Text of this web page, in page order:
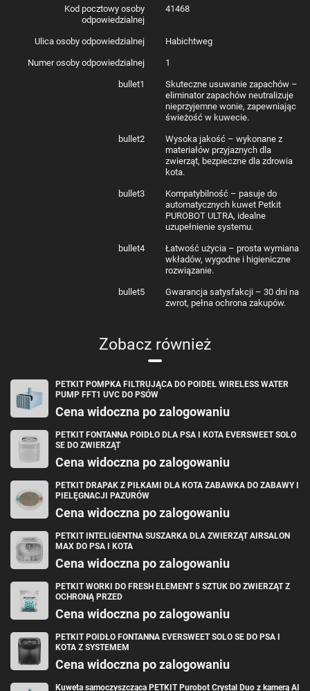
Wygodne i skuteczne rozwiązanie
do każdej kuwety
Petkit PUROBOT ULTRA N60 to doskonałe rozwiązanie dla osób, które
szukają łatwego sposobu na eliminację zapachów w kuwecie. Wystarczy
wilgoci i neutralizuje nieprzyjemne zapachy. Kompaktowy rozmiar i
prostota użycia sprawiają, że jest to doskonały wybór do każdego rodzaju
kuwety. Poczuj różnicę w jakości powietrza w swoim domu, bez wysiłku i
skomplikowanego czyszczenia.
Czystość i komfort dla Ciebie i
Twojego kota
Każdy kot zasługuje na przestrzeń, która jest czysta i przyjemna do użytku.
Petkit PUROBOT ULTRA N60 sprawia, że kuweta staje się bardziej
higieniczna, eliminując problem nieprzyjemnych zapachów. To produkt,
który nie tylko poprawia komfort życia Twojego pupila, ale i Twój. Dzięki
nowoczesnej technologii absorpcji wilgoci możesz cieszyć się czystym i
świeżym powietrzem w swoim domu. Zadbaj o zdrowie swojego kota i
utrzymaj swoją przestrzeń w czystości.
Kod pocztowy osoby
odpowiedzialnej
41468
Ulica osoby odpowiedzialnej Habichtweg
Numer osoby odpowiedzialnej 1
bullet1
Skuteczne usuwanie zapachów –
eliminator zapachów neutralizuje
nieprzyjemne wonie, zapewniając
świeżość w kuwecie.
bullet2
Wysoka jakość – wykonane z
materiałów przyjaznych dla
zwierząt, bezpieczne dla zdrowia
kota.
bullet3
Kompatybilność – pasuje do
automatycznych kuwet Petkit
PUROBOT ULTRA, idealne
uzupełnienie systemu.
bullet4
Łatwość użycia – prosta wymiana
wkładów, wygodne i higieniczne
rozwiązanie.
bullet5
Gwarancja satysfakcji – 30 dni na
zwrot, pełna ochrona zakupów.
Zobacz również
PETKIT POMPKA FILTRUJĄCA DO POIDEŁ WIRELESS WATER
PUMP FFT1 UVC DO PSÓW
Cena widoczna po zalogowaniu
PETKIT FONTANNA POIDŁO DLA PSA I KOTA EVERSWEET SOLO
SE DO ZWIERZĄT
Cena widoczna po zalogowaniu
PETKIT DRAPAK Z PIŁKAMI DLA KOTA ZABAWKA DO ZABAWY I
PIELĘGNACJI PAZURÓW
Cena widoczna po zalogowaniu
PETKIT INTELIGENTNA SUSZARKA DLA ZWIERZĄT AIRSALON
MAX DO PSA I KOTA
Cena widoczna po zalogowaniu
PETKIT WORKI DO FRESH ELEMENT 5 SZTUK DO ZWIERZĄT Z
OCHRONĄ PRZED
Cena widoczna po zalogowaniu
PETKIT POIDŁO FONTANNA EVERSWEET SOLO SE DO PSA I
KOTA Z SYSTEMEM
Cena widoczna po zalogowaniu
Kuweta samoczyszcząca PETKIT Purobot Crystal Duo z kamerą AI